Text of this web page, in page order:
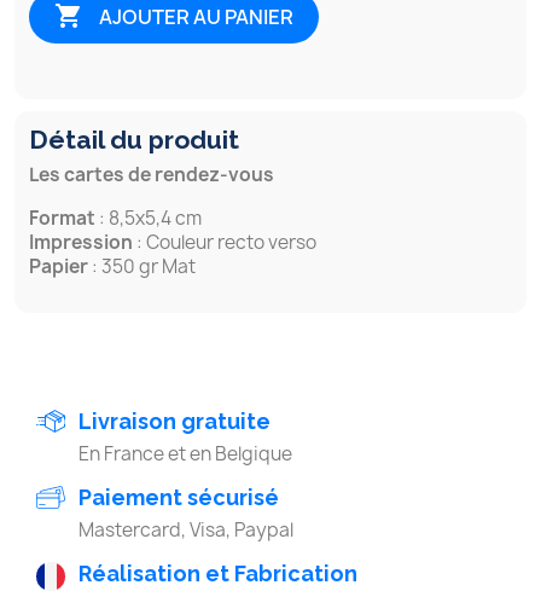
 AJOUTER AU PANIER
Détail du produit
Les cartes de rendez-vous
Format : 8,5x5,4 cm
Impression : Couleur recto verso
Papier: 350 gr Mat
Livraison gratuite
En France et en Belgique
Paiement sécurisé
Mastercard, Visa, Paypal
Réalisation et Fabrication